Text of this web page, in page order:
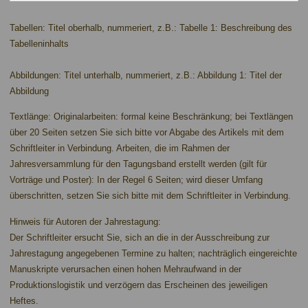
Tabellen: Titel oberhalb, nummeriert, z.B.: Tabelle 1: Beschreibung des
Tabelleninhalts
Abbildungen: Titel unterhalb, nummeriert, z.B.: Abbildung 1: Titel der
Abbildung
Textlänge: Originalarbeiten: formal keine Beschränkung; bei Textlängen
über 20 Seiten setzen Sie sich bitte vor Abgabe des Artikels mit dem
Schriftleiter in Verbindung. Arbeiten, die im Rahmen der
Jahresversammlung für den Tagungsband erstellt werden (gilt für
Vorträge und Poster): In der Regel 6 Seiten; wird dieser Umfang
überschritten, setzen Sie sich bitte mit dem Schriftleiter in Verbindung.
Hinweis für Autoren der Jahrestagung:
Der Schriftleiter ersucht Sie, sich an die in der Ausschreibung zur
Jahrestagung angegebenen Termine zu halten; nachträglich eingereichte
Manuskripte verursachen einen hohen Mehraufwand in der
Produktionslogistik und verzögern das Erscheinen des jeweiligen
Heftes.